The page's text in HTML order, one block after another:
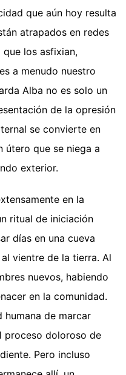
que aún hoy resulta
atrapados en redes
los asfixian,
a menudo nuestro
Alba no es solo un
de la opresión
se convierte en
útero que se niega a
exterior.
en la
ritual de iniciación
días en una cueva
vientre de la tierra. Al
nuevos, habiendo
en la comunidad.
humana de marcar
proceso doloroso de
Pero incluso